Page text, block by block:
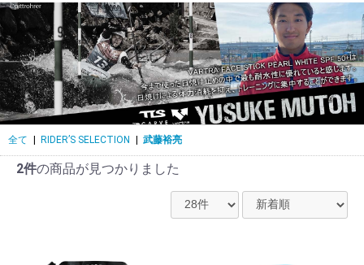
全て RIDER’S SELECTION 武藤裕亮
2件の商品が見つかりました